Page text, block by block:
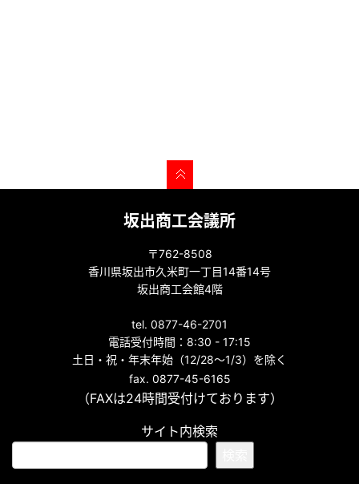
坂出商工会議所
〒762-8508
香川県坂出市久米町一丁目14番14号
坂出商工会館4階
tel. 0877-46-2701
電話受付時間：8:30 - 17:15
土日・祝・年末年始（12/28～1/3）を除く
fax. 0877-45-6165
（FAXは24時間受付けております）
サイト内検索